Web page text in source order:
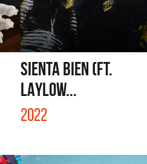
SIENTA BIEN (FT.
LAYLOW...
2022